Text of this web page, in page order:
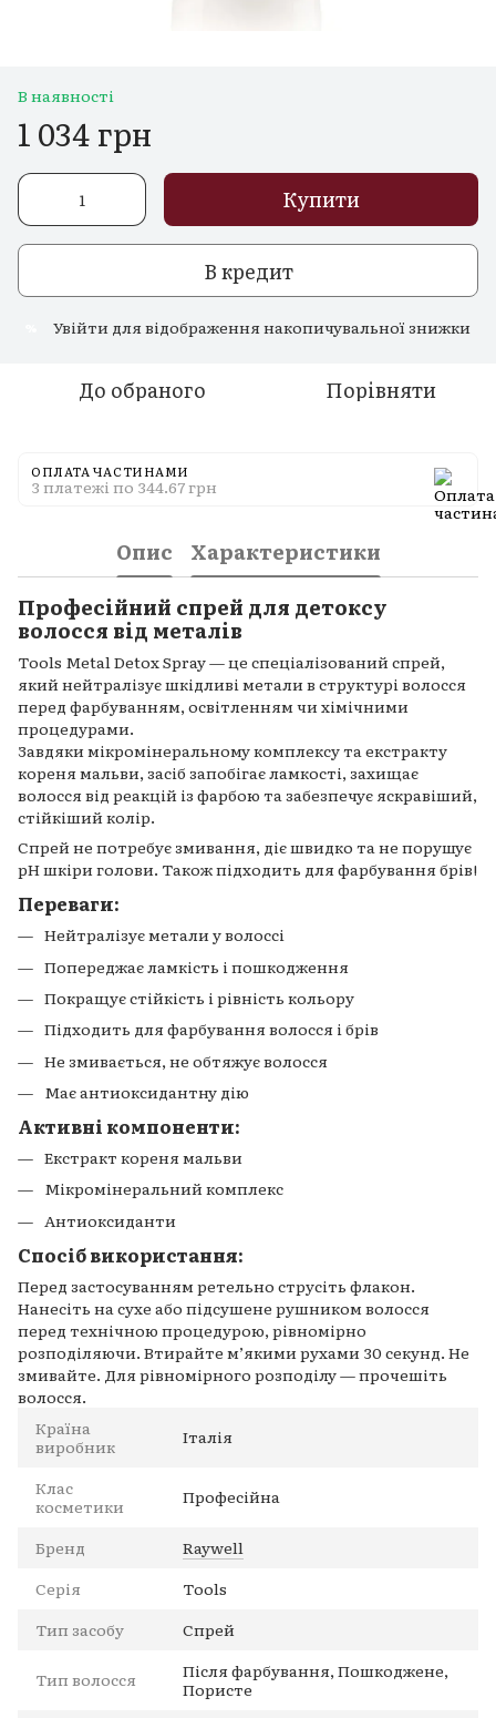
В наявності
1 034 грн
Купити
В кредит
Увійти для відображення накопичувальної знижки
До обраного Порівняти
ОПЛАТА ЧАСТИНАМИ
3 платежі по 344.67 грн
Опис
Характеристики
Професійний спрей для детоксу
волосся від металів
Tools Metal Detox Spray — це спеціалізований спрей,
який нейтралізує шкідливі метали в структурі волосся
перед фарбуванням, освітленням чи хімічними
процедурами.
Завдяки мікромінеральному комплексу та екстракту
кореня мальви, засіб запобігає ламкості, захищає
волосся від реакцій із фарбою та забезпечує яскравіший,
стійкіший колір.
Спрей не потребує змивання, діє швидко та не порушує
pH шкіри голови. Також підходить для фарбування брів!
Переваги:
Нейтралізує метали у волоссі
Попереджає ламкість і пошкодження
Покращує стійкість і рівність кольору
Підходить для фарбування волосся і брів
Не змивається, не обтяжує волосся
Має антиоксидантну дію
Активні компоненти:
Екстракт кореня мальви
Мікромінеральний комплекс
Антиоксиданти
Спосіб використання:
Перед застосуванням ретельно струсіть флакон.
Нанесіть на сухе або підсушене рушником волосся
перед технічною процедурою, рівномірно
розподіляючи. Втирайте м’якими рухами 30 секунд. Не
змивайте. Для рівномірного розподілу — прочешіть
волосся.
Країна
виробник
Італія
Клас
косметики
Професійна
Бренд
Raywell
Серія
Tools
Тип засобу
Спрей
Тип волосся
Після фарбування, Пошкоджене,
Пористе